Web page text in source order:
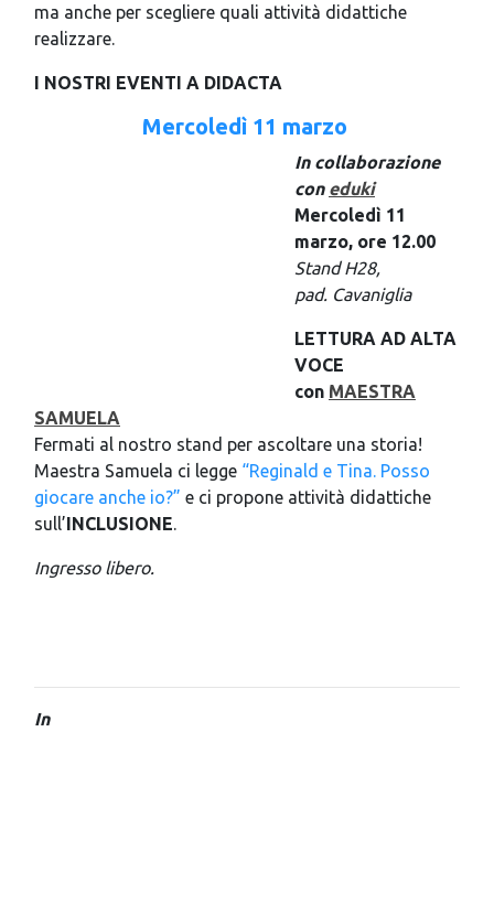
ma anche per scegliere quali attività didattiche
realizzare.
I NOSTRI EVENTI A DIDACTA
Mercoledì 11 marzo
In collaborazione
con eduki
Mercoledì 11
marzo, ore 12.00
Stand H28,
pad. Cavaniglia
LETTURA AD ALTA
VOCE
con MAESTRA
SAMUELA
Fermati al nostro stand per ascoltare una storia!
Maestra Samuela ci legge “Reginald e Tina. Posso
giocare anche io?” e ci propone attività didattiche
sull’INCLUSIONE.
Ingresso libero.
In